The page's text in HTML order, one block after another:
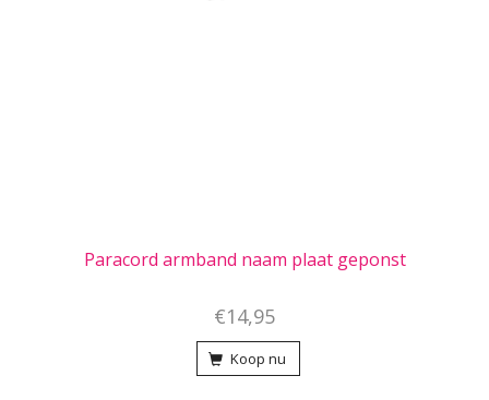
Paracord armband naam plaat geponst
€14,95
Koop nu